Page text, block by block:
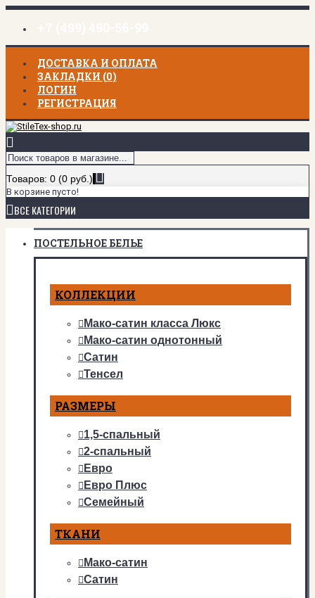
ДОСТАВКА И ОПЛАТА
ЗАКЛАДКИ (0)
ЛОГИН
РЕГИСТРАЦИЯ
Товаров: 0 (0 руб.)
В корзине пусто!
ВСЕ КАТЕГОРИИ
ПОСТЕЛЬНОЕ БЕЛЬЕ
КОЛЛЕКЦИИ
Мако-сатин класса Люкс
Мако-сатин однотонный
Сатин
Тенсел
РАЗМЕРЫ
1,5-спальный
2-спальный
Евро
Евро Плюс
Семейный
ТКАНИ
Мако-сатин
Сатин